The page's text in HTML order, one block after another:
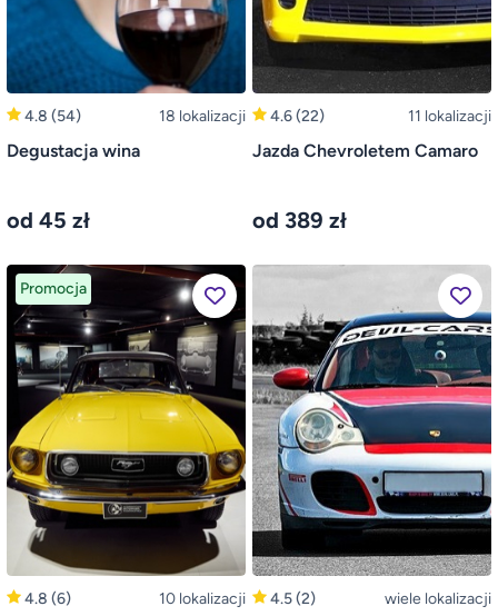
4.8 (54) 18 lokalizacji
Degustacja wina
od 45 zł
4.6(22) 11 lokalizacji
Jazda Chevroletem Camaro
od 389 zł
Promocja
4.8 (6) 10 lokalizacji 4.5(2) wiele lokalizacji